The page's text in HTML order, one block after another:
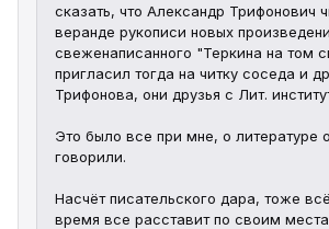
сказать, что Александр Трифонович
веранде рукописи новых
свеженаписанного "Теркина на том
пригласил тогда на читку соседа и
Трифонова, они друзья с Лит.
Это было все при мне, о литературе
говорили.
Насчёт писательского дара, тоже
время все расставит по своим